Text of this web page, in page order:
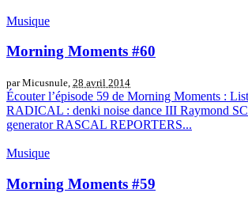
Musique
Morning Moments #60
par Micusnule, 28 avril 2014
Écouter l’épisode 59 de Morning Moments :
RADICAL : denki noise dance III Raymond
generator RASCAL REPORTERS...
Musique
Morning Moments #59